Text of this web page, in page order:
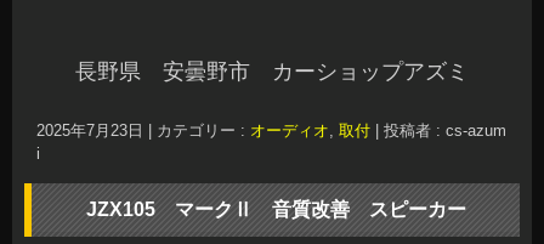
長野県 安曇野市 カーショップアズミ
2025年7月23日 カテゴリー : オーディオ, 取付
投稿者 : cs-azum
i
JZX105 マークⅡ 音質改善 スピーカー